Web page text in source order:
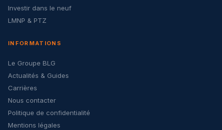
Investir dans le neuf
LMNP & PTZ
INFORMATIONS
Le Groupe BLG
Actualités & Guides
Carrières
Nous contacter
Politique de confidentialité
Mentions légales